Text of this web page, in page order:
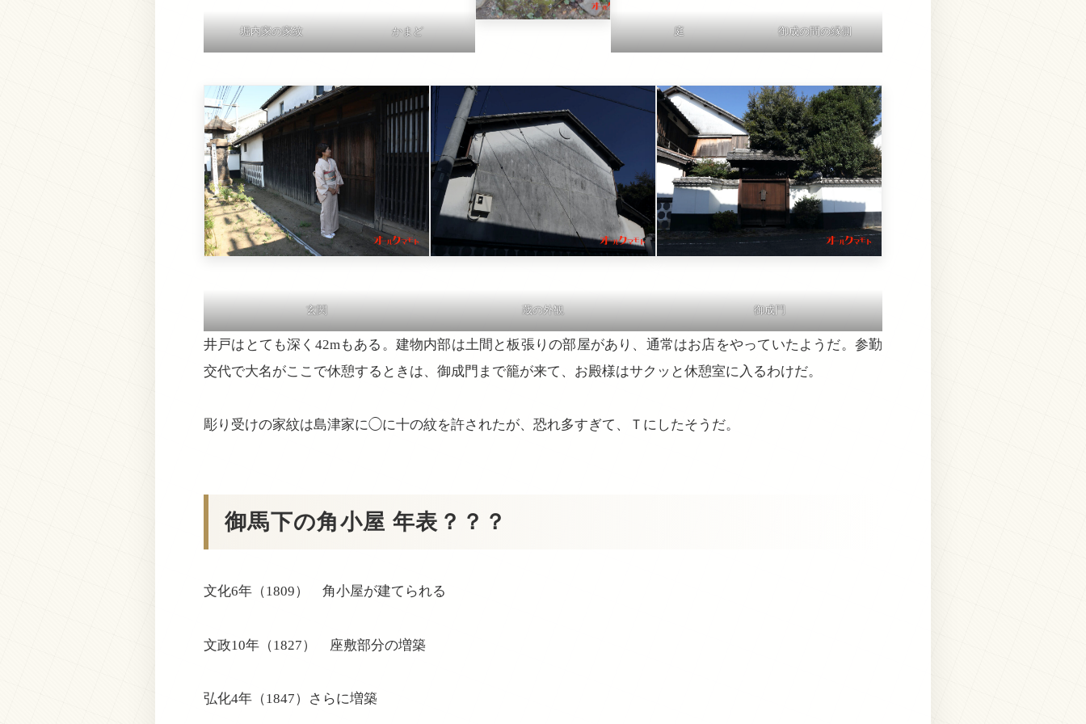
堀内家の家紋 かまど 庭 御成の間の縁側
玄関 蔵の外観 御成門
井戸はとても深く42mもある。建物内部は土間と板張りの部屋があり、通常はお店をやっていたようだ。参勤
交代で大名がここで休憩するときは、御成門まで籠が来て、お殿様はサクッと休憩室に入るわけだ。
彫り受けの家紋は島津家に◯に十の紋を許されたが、恐れ多すぎて、Ｔにしたそうだ。
御馬下の角小屋 年表？？？
文化6年（1809） 角小屋が建てられる
文政10年（1827） 座敷部分の増築
弘化4年（1847）さらに増築